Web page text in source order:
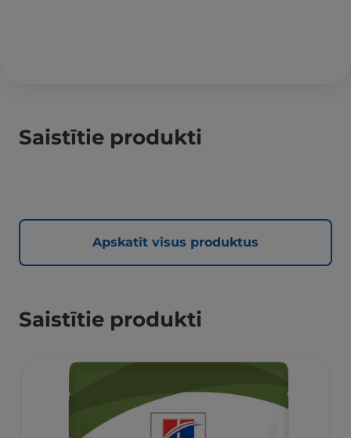
Saistītie produkti
Apskatīt visus produktus
Saistītie produkti